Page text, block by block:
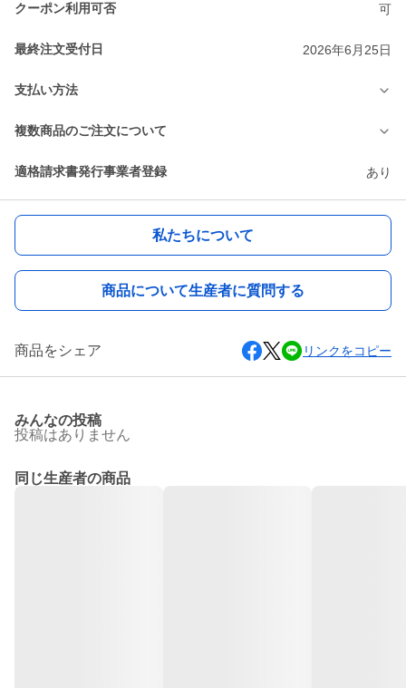
クーポン利用可否 可
最終注文受付日 2026年6月25日
支払い方法
複数商品のご注文について
適格請求書発行事業者登録 あり
私たちについて
商品について生産者に質問する
商品をシェア リンクをコピー
みんなの投稿
投稿はありません
同じ生産者の商品